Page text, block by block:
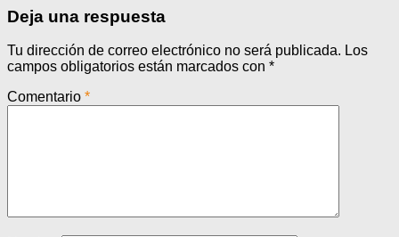
Deja una respuesta
Tu dirección de correo electrónico no será publicada. Los
campos obligatorios están marcados con *
Comentario *